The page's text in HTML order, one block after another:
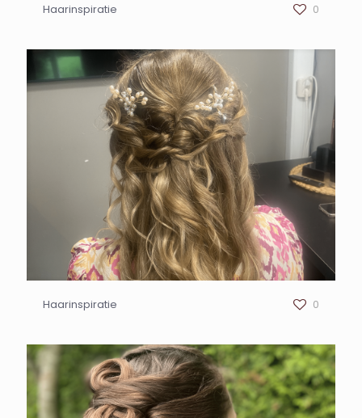
Haarinspiratie 0
Haarinspiratie 0